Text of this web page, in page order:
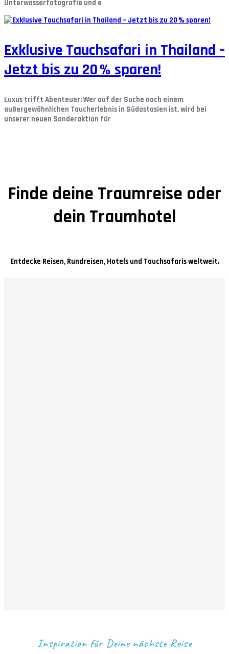
Unterwasserfotografie und e
Exklusive Tauchsafari in Thailand –
Jetzt bis zu 20 % sparen!
Luxus trifft Abenteuer:Wer auf der Suche nach einem
außergewöhnlichen Taucherlebnis in Südostasien ist, wird bei
unserer neuen Sonderaktion für
Finde deine Traumreise oder
dein Traumhotel
Entdecke Reisen, Rundreisen, Hotels und Tauchsafaris weltweit.
Inspiration für Deine nächste Reise